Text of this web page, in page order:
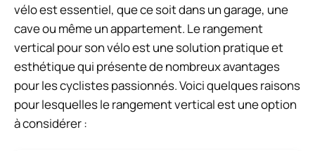
vélo est essentiel, que ce soit dans un garage, une
cave ou même un appartement. Le rangement
vertical pour son vélo est une solution pratique et
esthétique qui présente de nombreux avantages
pour les cyclistes passionnés. Voici quelques raisons
pour lesquelles le rangement vertical est une option
à considérer :